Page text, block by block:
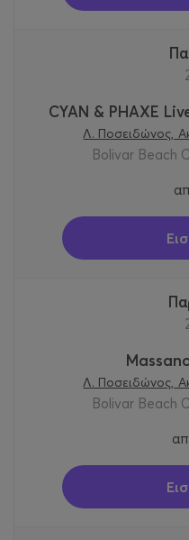
CYAN & PHAXE
Λ. Ποσειδώνος,
Bolivar Beach
Λ. Ποσειδώνος,
Bolivar Beach